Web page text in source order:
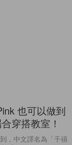
也可以做到
穿搭教室！
，中文譯名為「千禧